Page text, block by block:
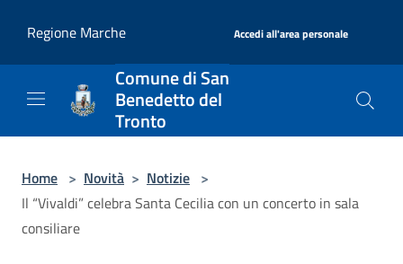
Regione Marche
Accedi all'area personale
Comune di San
Benedetto del
Tronto
Home > Novità > Notizie >
Il “Vivaldi” celebra Santa Cecilia con un concerto in sala
consiliare